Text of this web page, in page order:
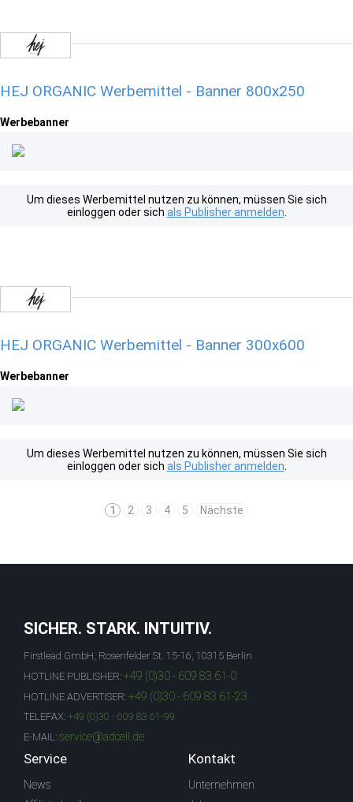
HEJ ORGANIC Werbemittel - Banner 800x250
Werbebanner
Um dieses Werbemittel nutzen zu können, müssen Sie sich
einloggen oder sich als Publisher anmelden
HEJ ORGANIC Werbemittel - Banner 300x600
Werbebanner
Um dieses Werbemittel nutzen zu können, müssen Sie sich
einloggen oder sich als Publisher anmelden
1 2 3 4 5 Nächste
SICHER. STARK. INTUITIV.
Firstlead GmbH, Rosenfelder St. 15-16, 10315 Berlin
HOTLINE PUBLISHER: +49 (0)30 - 609 83 61-0
HOTLINE ADVERTISER: +49 (0)30 - 609 83 61-23
TELEFAX: +49 (0)30 - 609 83 61-99
E-MAIL: service@adcell.de
Service
News
Kontakt
Unternehmen